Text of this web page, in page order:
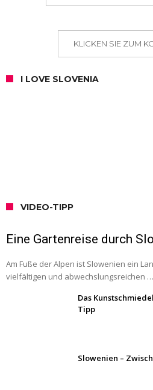
KLICKEN SIE ZUM
I LOVE SLOVENIA
VIDEO-TIPP
Eine Gartenreise durch
Am Fuße der Alpen ist Slowenien ein
vielfältigen und abwechslungsreichen …
Das
Tipp
Slowenien –